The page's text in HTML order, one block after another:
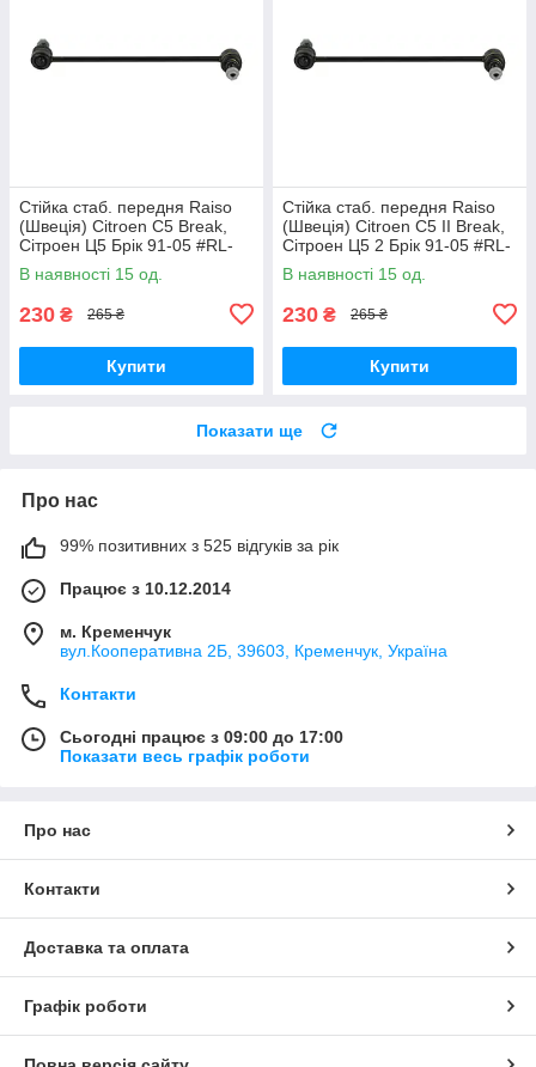
Стійка стаб. передня Raiso
(Швеція) Citroen C5 Break,
Сітроен Ц5 Брік 91-05 #RL-
138860V UAVEXLV17
В наявності 15 од.
230 ₴ 265 ₴
Купити
Стійка стаб. передня Raiso
(Швеція) Citroen C5 II Break,
Сітроен Ц5 2 Брік 91-05 #RL-
138860V UADNZPA17
В наявності 15 од.
230 ₴ 265 ₴
Купити
Показати ще
Про нас
99% позитивних з 525 відгуків за рік
Працює з 10.12.2014
м. Кременчук
вул.Кооперативна 2Б, 39603, Кременчук, Україна
Контакти
Сьогодні працює з 09:00 до 17:00
Показати весь графік роботи
Про нас
Контакти
Доставка та оплата
Графік роботи